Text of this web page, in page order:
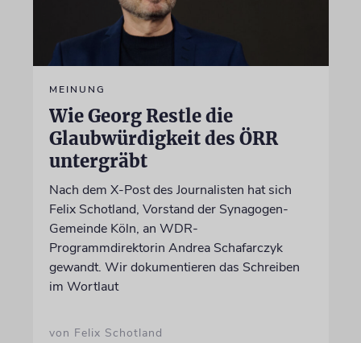
MEINUNG
Wie Georg Restle die
Glaubwürdigkeit des ÖRR
untergräbt
Nach dem X-Post des Journalisten hat sich
Felix Schotland, Vorstand der Synagogen-
Gemeinde Köln, an WDR-
Programmdirektorin Andrea Schafarczyk
gewandt. Wir dokumentieren das Schreiben
im Wortlaut
von Felix Schotland